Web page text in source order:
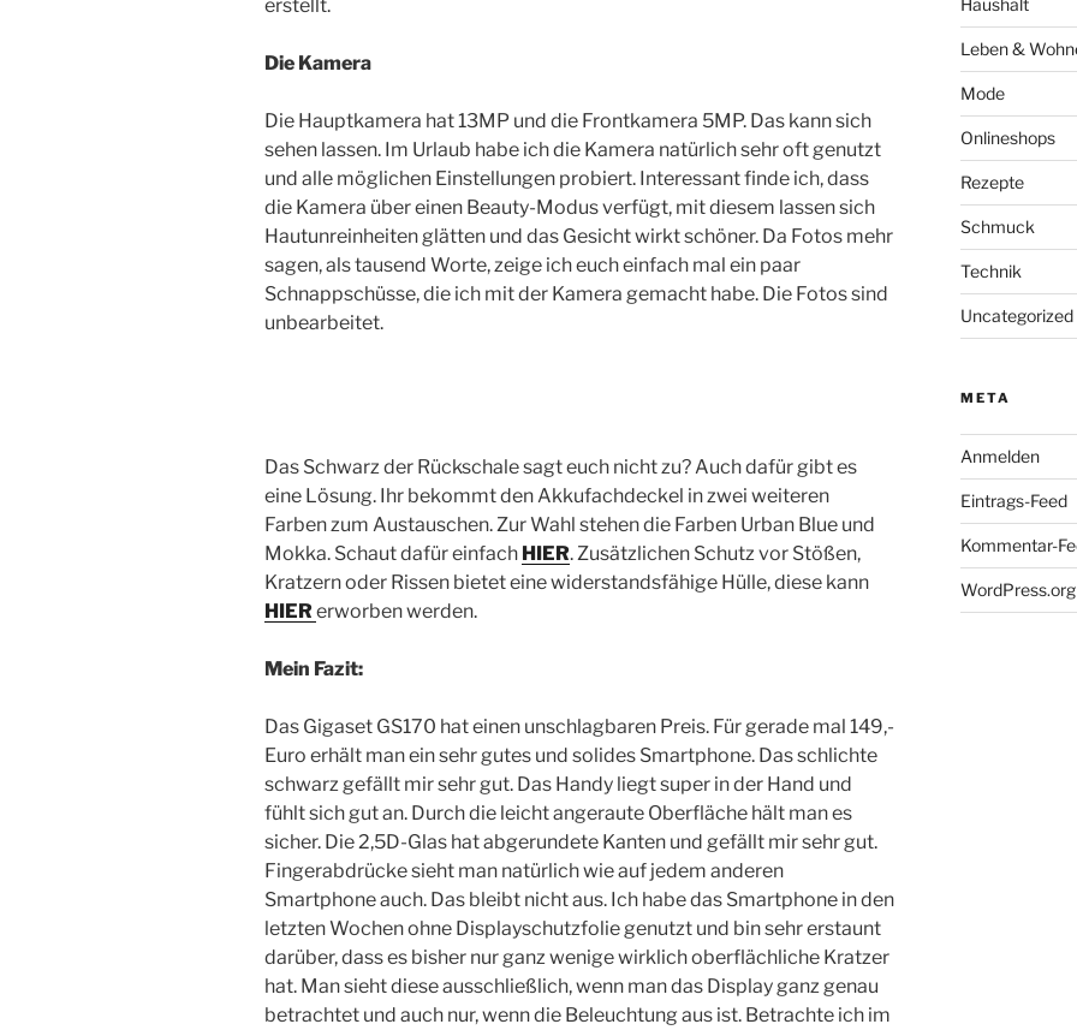
erstellt.
Die Kamera
Die Hauptkamera hat 13MP und die Frontkamera 5MP. Das kann sich
sehen lassen. Im Urlaub habe ich die Kamera natürlich sehr oft genutzt
und alle möglichen Einstellungen probiert. Interessant finde ich, dass
die Kamera über einen Beauty-Modus verfügt, mit diesem lassen sich
Hautunreinheiten glätten und das Gesicht wirkt schöner. Da Fotos mehr
sagen, als tausend Worte, zeige ich euch einfach mal ein paar
Schnappschüsse, die ich mit der Kamera gemacht habe. Die Fotos sind
unbearbeitet.
Das Schwarz der Rückschale sagt euch nicht zu? Auch dafür gibt es
eine Lösung. Ihr bekommt den Akkufachdeckel in zwei weiteren
Farben zum Austauschen. Zur Wahl stehen die Farben Urban Blue und
Mokka. Schaut dafür einfach HIER. Zusätzlichen Schutz vor Stößen,
Kratzern oder Rissen bietet eine widerstandsfähige Hülle, diese kann
HIERerworben werden.
Mein Fazit:
Das Gigaset GS170 hat einen unschlagbaren Preis. Für gerade mal 149,-
Euro erhält man ein sehr gutes und solides Smartphone. Das schlichte
schwarz gefällt mir sehr gut. Das Handy liegt super in der Hand und
fühlt sich gut an. Durch die leicht angeraute Oberfläche hält man es
sicher. Die 2,5D-Glas hat abgerundete Kanten und gefällt mir sehr gut.
Fingerabdrücke sieht man natürlich wie auf jedem anderen
Smartphone auch. Das bleibt nicht aus. Ich habe das Smartphone in den
letzten Wochen ohne Displayschutzfolie genutzt und bin sehr erstaunt
darüber, dass es bisher nur ganz wenige wirklich oberflächliche Kratzer
hat. Man sieht diese ausschließlich, wenn man das Display ganz genau
betrachtet und auch nur, wenn die Beleuchtung aus ist. Betrachte ich im
Leben &
Mode
Onlineshops
Rezepte
Schmuck
Technik
Uncategorized
META
Anmelden
Eintrags-Feed
Kommentar-
WordPress.org